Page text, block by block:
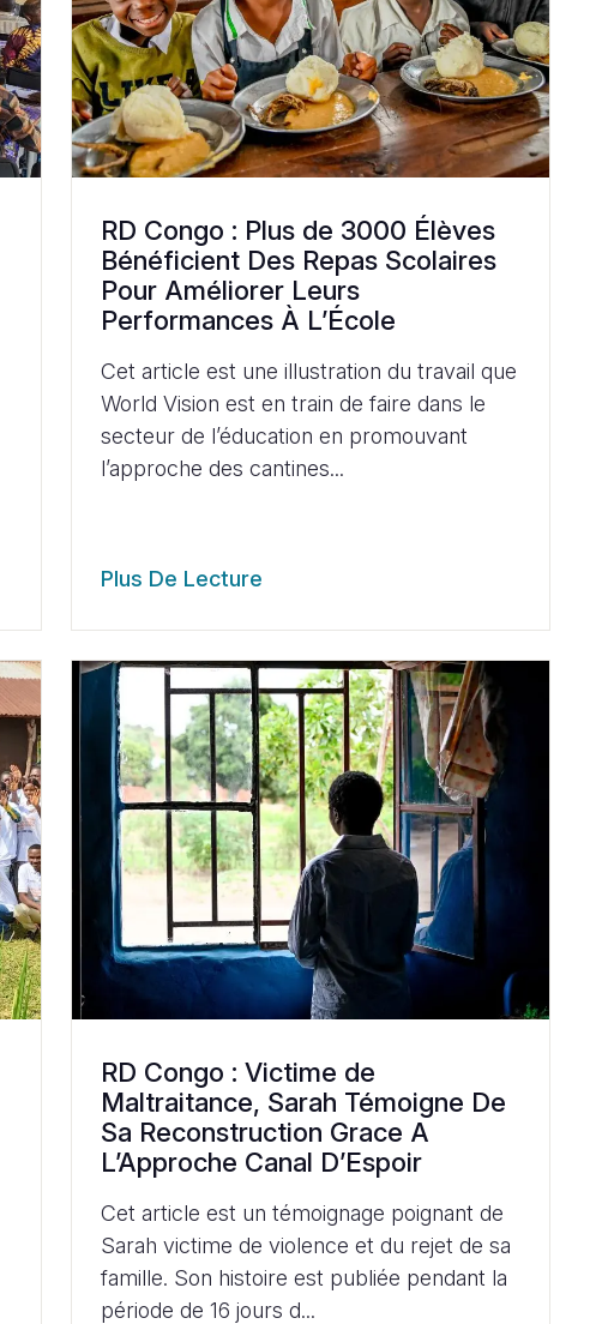
RD Congo : Plus de 3000 Élèves
Bénéficient Des Repas Scolaires
Pour Améliorer Leurs
Performances À L’École
Cet article est une illustration du travail que
World Vision est en train de faire dans le
secteur de l’éducation en promouvant
l’approche des cantines...
Plus De Lecture
RD Congo : Victime de
Maltraitance, Sarah Témoigne De
Sa Reconstruction Grace A
L’Approche Canal D’Espoir
Cet article est un témoignage poignant de
Sarah victime de violence et du rejet de sa
famille. Son histoire est publiée pendant la
période de 16 jours d...